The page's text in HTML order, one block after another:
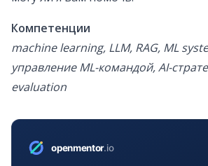
Компетенции
machine learning, LLM, RAG, ML
управление ML-командой, AI-
evaluation